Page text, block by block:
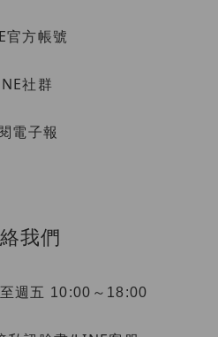
官方帳號
社群
電子報
我們
週五 10:00～18:00